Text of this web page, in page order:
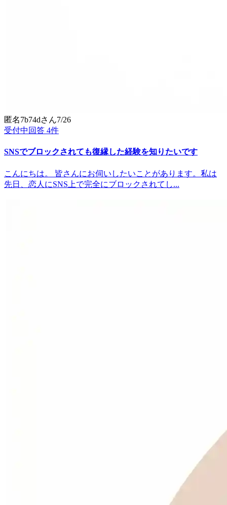
匿名7b74dさん7/26
受付中 回答 4件
SNSでブロックされても復縁した経験を知りたいです
こんにちは。 皆さんにお伺いしたいことがあります。私は
先日、恋人にSNS上で完全にブロックされてし...